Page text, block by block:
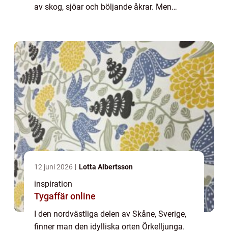
av skog, sjöar och böljande åkrar. Men
12 juni 2026 Lotta Albertsson
inspiration
Tygaffär online
I den nordvästliga delen av Skåne, Sverige,
finner man den idylliska orten Örkelljunga.